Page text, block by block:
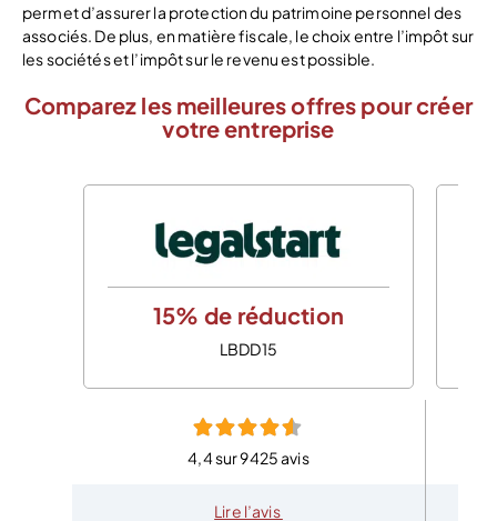
permet d’assurer la protection du patrimoine personnel des
associés. De plus, en matière fiscale, le choix entre l’impôt sur
les sociétés et l’impôt sur le revenu est possible.
Comparez les meilleures offres pour créer
votre entreprise
15% de réduction
LBDD15
4,4 sur 9425 avis
Lire l’avis